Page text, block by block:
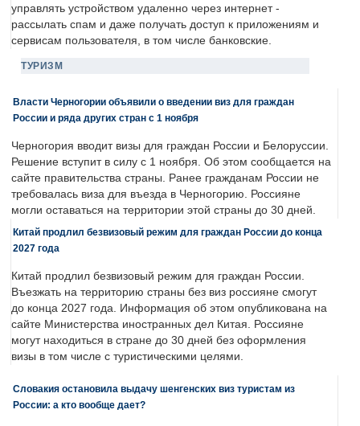
управлять устройством удаленно через интернет -
рассылать спам и даже получать доступ к приложениям и
сервисам пользователя, в том числе банковские.
ТУРИЗМ
Власти Черногории объявили о введении виз для граждан
России и ряда других стран с 1 ноября
Черногория вводит визы для граждан России и Белоруссии.
Решение вступит в силу с 1 ноября. Об этом сообщается на
сайте правительства страны. Ранее гражданам России не
требовалась виза для въезда в Черногорию. Россияне
могли оставаться на территории этой страны до 30 дней.
Китай продлил безвизовый режим для граждан России до конца
2027 года
Китай продлил безвизовый режим для граждан России.
Въезжать на территорию страны без виз россияне смогут
до конца 2027 года. Информация об этом опубликована на
сайте Министерства иностранных дел Китая. Россияне
могут находиться в стране до 30 дней без оформления
визы в том числе с туристическими целями.
Словакия остановила выдачу шенгенских виз туристам из
России: а кто вообще дает?